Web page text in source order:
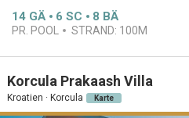
14 GÄ 6 SC 8 BÄ
PR. POOL STRAND: 100M
Korcula Prakaash Villa
Kroatien · Korcula Karte